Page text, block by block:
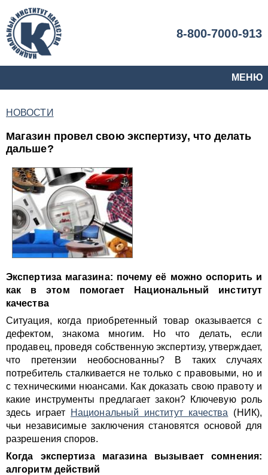
8-800-7000-913
МЕНЮ
НОВОСТИ
Магазин провел свою экспертизу, что делать
дальше?
Экспертиза магазина: почему её можно оспорить и
как в этом помогает Национальный институт
качества
Ситуация, когда приобретенный товар оказывается с
дефектом, знакома многим. Но что делать, если
продавец, проведя собственную экспертизу, утверждает,
что претензии необоснованны? В таких случаях
потребитель сталкивается не только с правовыми, но и
с техническими нюансами. Как доказать свою правоту и
какие инструменты предлагает закон? Ключевую роль
здесь играет
Национальный институт качества (НИК),
чьи независимые заключения становятся основой для
разрешения споров.
Когда экспертиза магазина вызывает сомнения:
алгоритм действий